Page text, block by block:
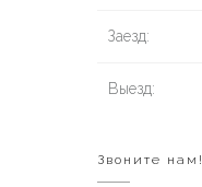
Заезд:
Выезд:
Звоните нам!